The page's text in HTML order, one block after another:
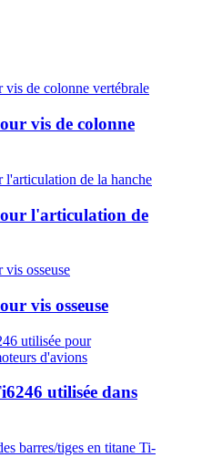
vis de colonne
l'articulation de
vis osseuse
utilisée dans